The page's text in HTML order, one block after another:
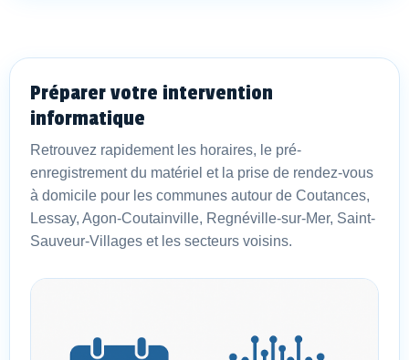
Préparer votre intervention
informatique
Retrouvez rapidement les horaires, le pré-
enregistrement du matériel et la prise de rendez-vous
à domicile pour les communes autour de Coutances,
Lessay, Agon-Coutainville, Regnéville-sur-Mer, Saint-
Sauveur-Villages et les secteurs voisins.